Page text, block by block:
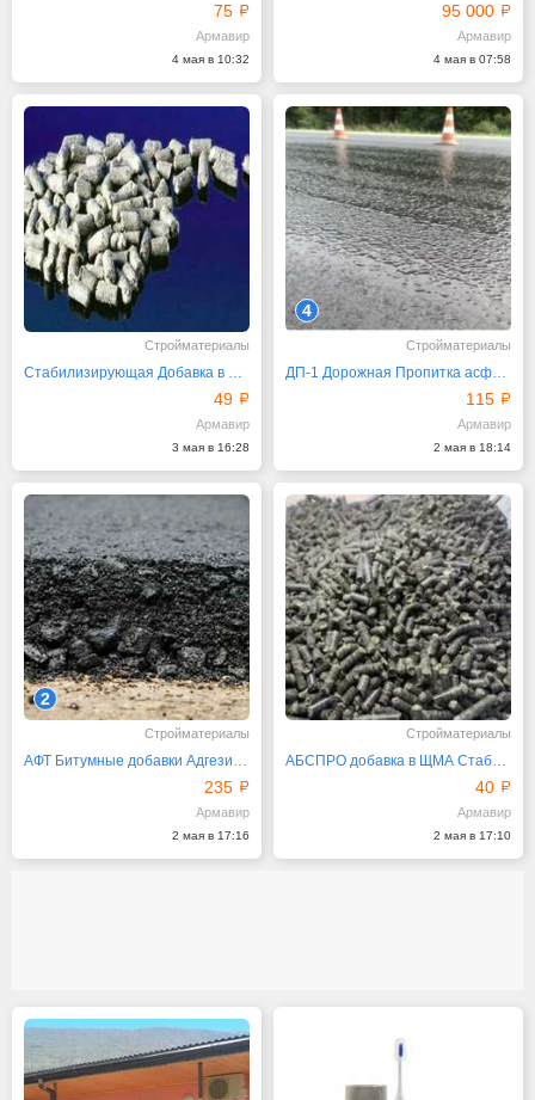
75
Армавир
4 мая в 10:32
95 000
Армавир
4 мая в 07:58
Стройматериалы
Стабилизирующая Добавка в ЩМА Виатоп-66 РосТЭС-Юг
49
Армавир
3 мая в 16:28
4
Стройматериалы
ДП-1 Дорожная Пропитка асфальтобетона
115
Армавир
2 мая в 18:14
2
Стройматериалы
АФТ Битумные добавки Адгезионные от производителя
235
Армавир
2 мая в 17:16
Стройматериалы
АБСПРО добавка в ЩМА Стабилизирующая
40
Армавир
2 мая в 17:10